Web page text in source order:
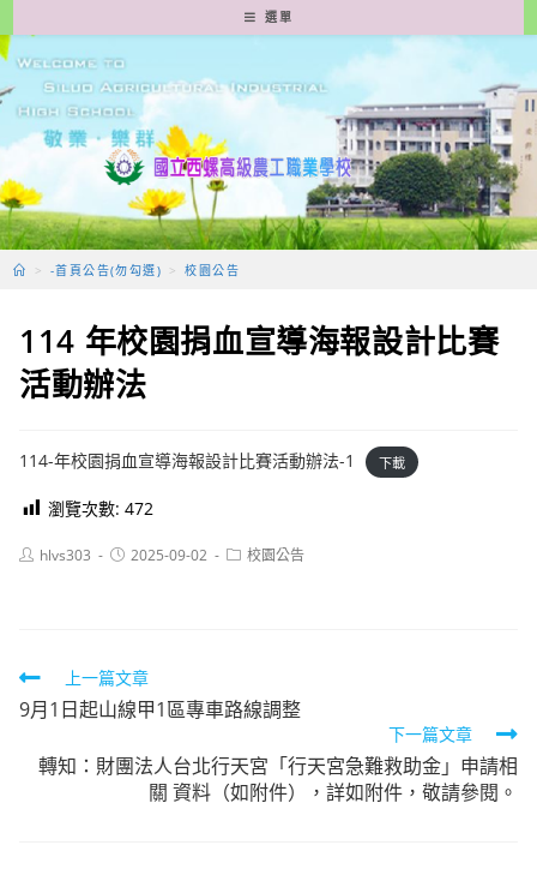
轉
至
要
容
選單
> -首頁公告(勿勾選) > 校園公告
114 年校園捐血宣導海報設計比賽
活動辦法
114-年校園捐血宣導海報設計比賽活動辦法-1 下載
瀏覽次數: 472
Posthlvs303
Post2025-09-02
Post校園公告
Read
more
articles
上一篇文章
9月1日起山線甲1區專車路線調整
下一篇文章
轉知：財團法人台北行天宮「行天宮急難救助金」申請相
關 資料（如附件），詳如附件，敬請參閱。